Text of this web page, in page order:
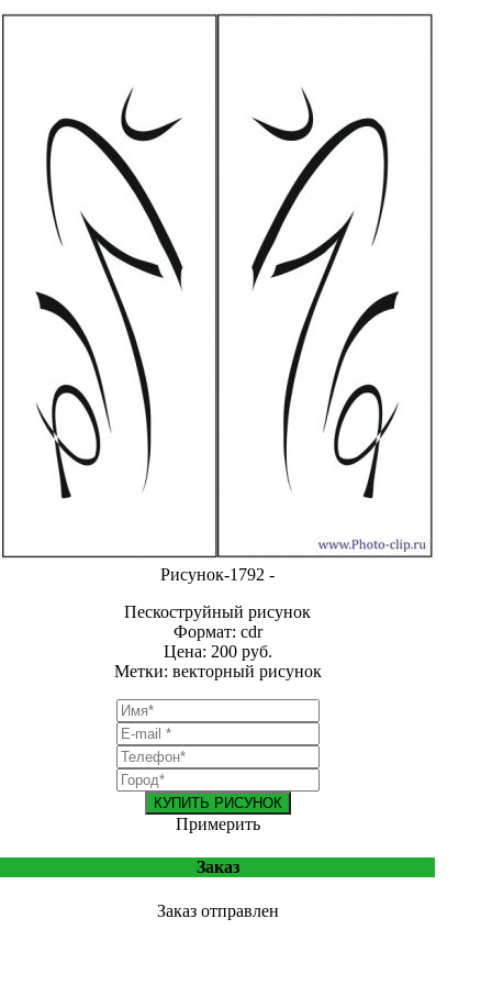
Рисунок-1792 -
Пескоструйный рисунок
Формат: cdr
Цена: 200 руб.
Метки: векторный рисунок
КУПИТЬ РИСУНОК
Примерить
Заказ
Заказ отправлен